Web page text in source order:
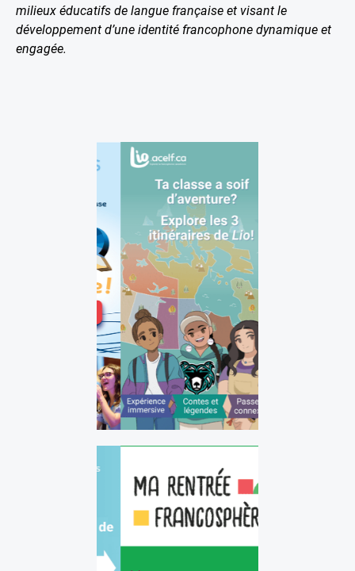
milieux éducatifs de langue française et visant le
développement d’une identité francophone dynamique et
engagée.